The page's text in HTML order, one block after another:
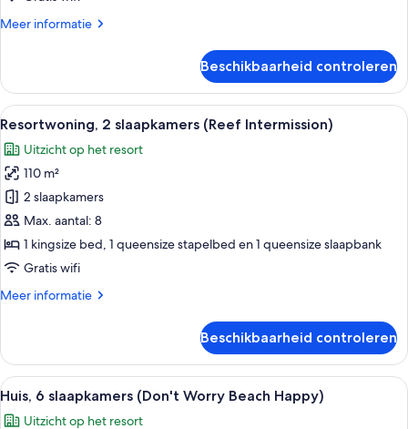
Meer informatie
Meer
2
slaapkamers
Beschikbaarheid controleren
Alle
foto's
voor
Resortwoning,
2
slaapkamers
(Reef
Intermission)
Een ruime keuken met een
12
Resortwoning, 2 slaapkamers (Reef Intermission)
Uitzicht op het resort
110 m²
2 slaapkamers
Max. aantal: 8
1 kingsize bed, 1 queensize stapelbed en 1 queensize slaapbank
Gratis wifi
Meer informatie
Meer
2
slaapkamers
(Reef
Beschikbaarheid controleren
Alle
foto's
Een tweelaags huis met een veranda
41
Huis, 6 slaapkamers (Don't Worry Beach Happy)
Uitzicht op het resort